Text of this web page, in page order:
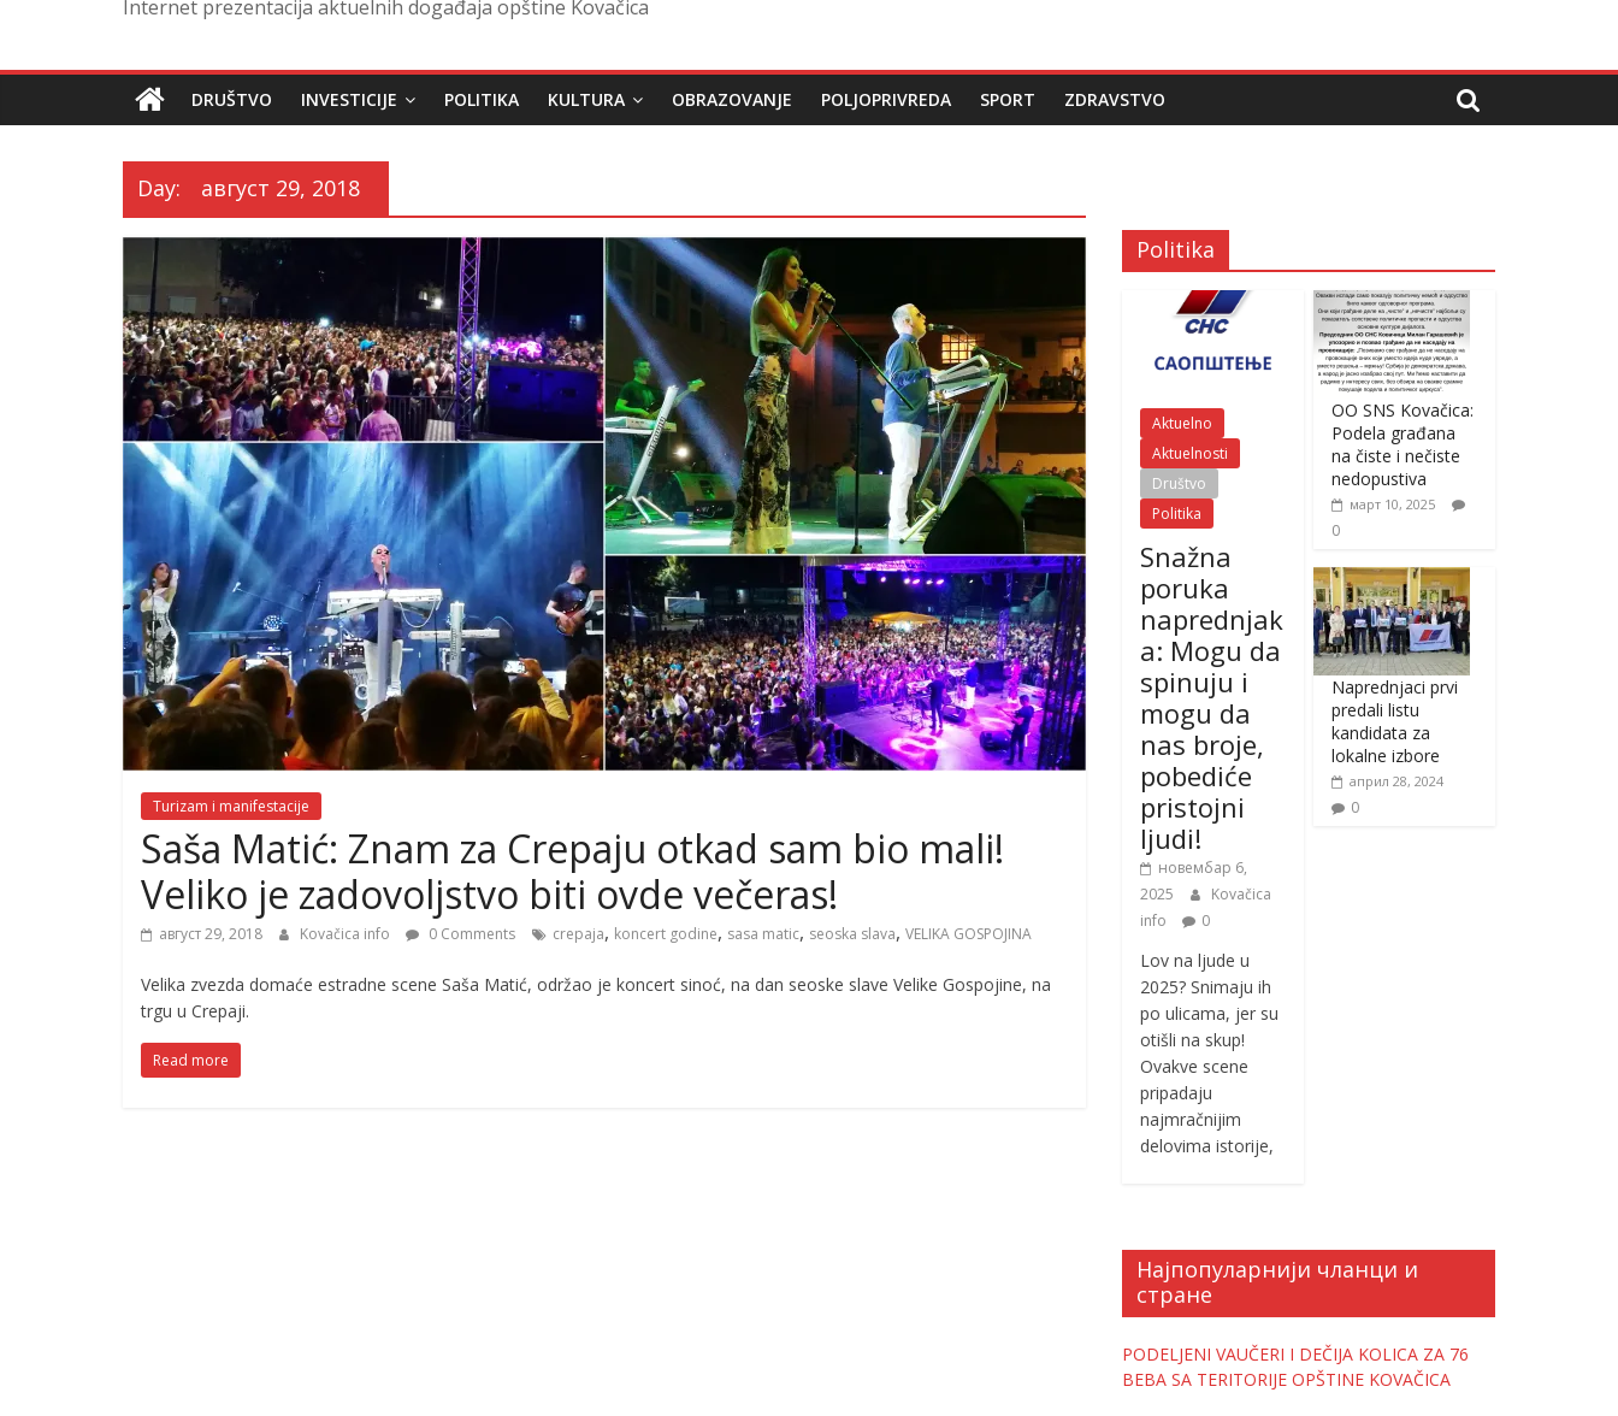
Internet prezentacija aktuelnih događaja opštine Kovačica
DRUŠTVO INVESTICIJE POLITIKA KULTURA OBRAZOVANJE POLJOPRIVREDA SPORT ZDRAVSTVO
Day: август 29, 2018
Turizam i manifestacije
Saša Matić: Znam za Crepaju otkad sam bio mali!
Veliko je zadovoljstvo biti ovde večeras!
август 29, 2018 Kovačica info 0 Comments crepaja, koncert godine, sasa matic, seoska slava, VELIKA GOSPOJINA
Velika zvezda domaće estradne scene Saša Matić, održao je koncert sinoć, na dan seoske slave Velike Gospojine, na
trgu u Crepaji.
Read more
Politika
Aktuelno
Aktuelnosti
Društvo
Politika
Snažna
poruka
naprednjak
a: Mogu da
spinuju i
mogu da
nas broje,
pobediće
pristojni
ljudi!
новембар 6,
2025
Kovačica
info
0
Lov na ljude u
2025? Snimaju ih
po ulicama, jer su
otišli na skup!
Ovakve scene
pripadaju
najmračnijim
delovima istorije,
OO SNS Kovačica:
Podela građana
na čiste i nečiste
nedopustiva
март 10, 2025
0
Naprednjaci prvi
predali listu
kandidata za
lokalne izbore
април 28, 2024
0
Најпопуларнији чланци и
стране
PODELJENI VAUČERI I DEČIJA KOLICA ZA 76
BEBA SA TERITORIJE OPŠTINE KOVAČICA